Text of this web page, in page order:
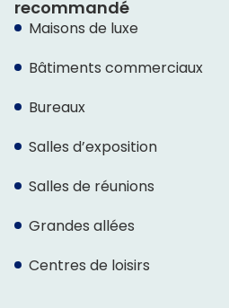
recommandé
Maisons de luxe
Bâtiments commerciaux
Bureaux
Salles d’exposition
Salles de réunions
Grandes allées
Centres de loisirs